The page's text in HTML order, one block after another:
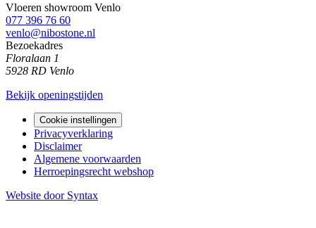
Vloeren showroom Venlo
077 396 76 60
venlo@nibostone.nl
Bezoekadres
Floralaan 1
5928 RD Venlo
Bekijk openingstijden
Cookie instellingen
Privacyverklaring
Disclaimer
Algemene voorwaarden
Herroepingsrecht webshop
Website door Syntax